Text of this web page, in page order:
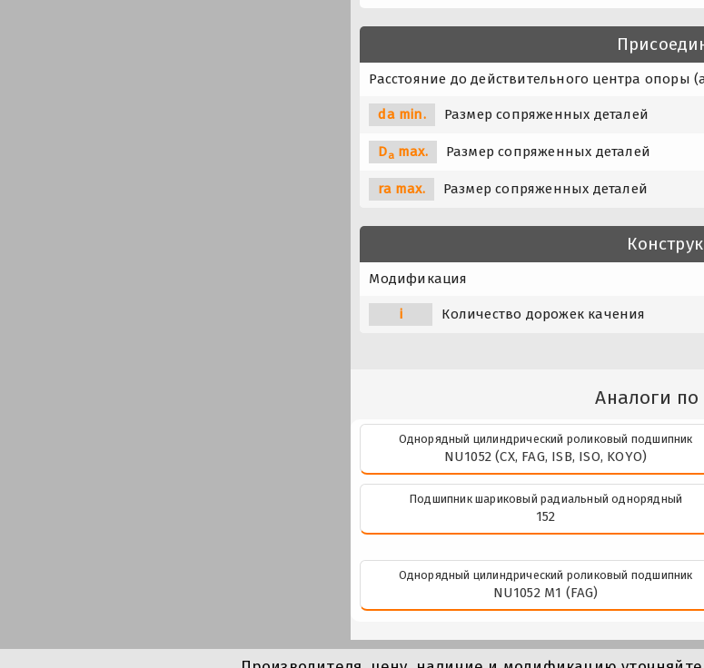
Расстояние до действительного центра опоры
da min. Размер сопряженных деталей
Damax. Размер сопряженных деталей
ra max. Размер сопряженных деталей
Модификация
i Количество дорожек качения
Аналоги по
Однорядный цилиндрический роликовый подшипник
NU1052 (CX, FAG, ISB, ISO, KOYO)
Подшипник шариковый радиальный однорядный
152
Однорядный цилиндрический роликовый подшипник
NU1052 M1 (FAG)